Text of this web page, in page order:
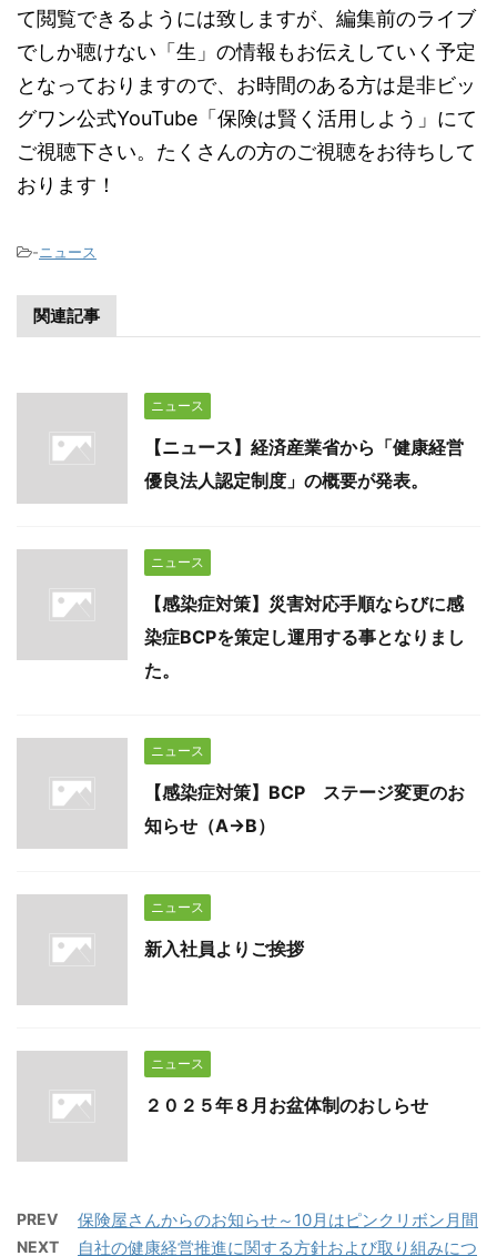
て閲覧できるようには致しますが、編集前のライブ
でしか聴けない「生」の情報もお伝えしていく予定
となっておりますので、お時間のある方は是非ビッ
グワン公式YouTube「保険は賢く活用しよう」にて
ご視聴下さい。たくさんの方のご視聴をお待ちして
おります！
-ニュース
関連記事
ニュース
【ニュース】経済産業省から「健康経営
優良法人認定制度」の概要が発表。
ニュース
【感染症対策】災害対応手順ならびに感
染症BCPを策定し運用する事となりまし
た。
ニュース
【感染症対策】BCP ステージ変更のお
知らせ（A→B）
ニュース
新入社員よりご挨拶
ニュース
２０２５年８月お盆体制のおしらせ
PREV 保険屋さんからのお知らせ～10月はピンクリボン月間
NEXT 自社の健康経営推進に関する方針および取り組みにつ